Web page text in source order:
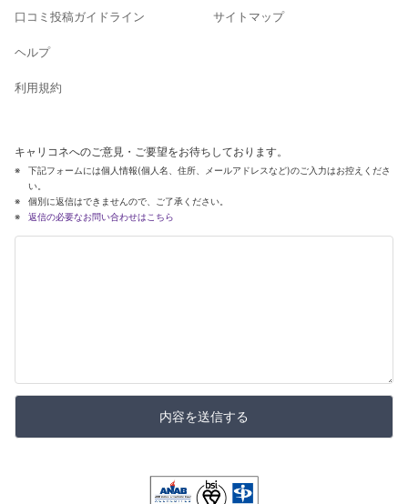
口コミ投稿ガイドライン
ヘルプ
利用規約
サイトマップ
キャリコネへのご意見・ご要望をお待ちしております。
下記フォームには個人情報(個人名、住所、メールアドレスなど)のご入力はお控えくださ
い。
個別に返信はできませんので、ご了承ください。
返信の必要なお問い合わせはこちら
内容を送信する